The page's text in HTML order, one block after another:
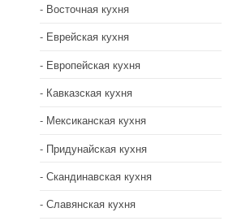
Восточная кухня
Еврейская кухня
Европейская кухня
Кавказская кухня
Мексиканская кухня
Придунайская кухня
Скандинавская кухня
Славянская кухня